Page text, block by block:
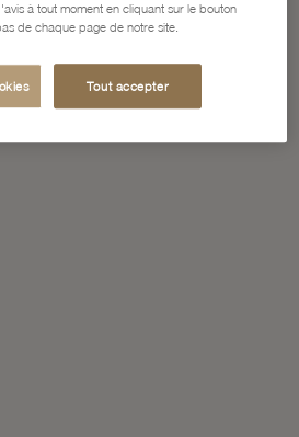
à tout moment en cliquant sur le bouton
de chaque page de notre site.
Tout accepter